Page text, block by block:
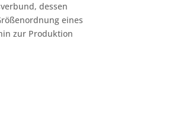
dessen
eines
zur Produktion